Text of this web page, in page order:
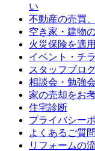
い
不動産の売買
空き家・建物
火災保険を適
イベント・チ
スタッフブロ
相談会・勉強会
家の売却をお
住宅診断
プライバシー
よくあるご質問
リフォームの